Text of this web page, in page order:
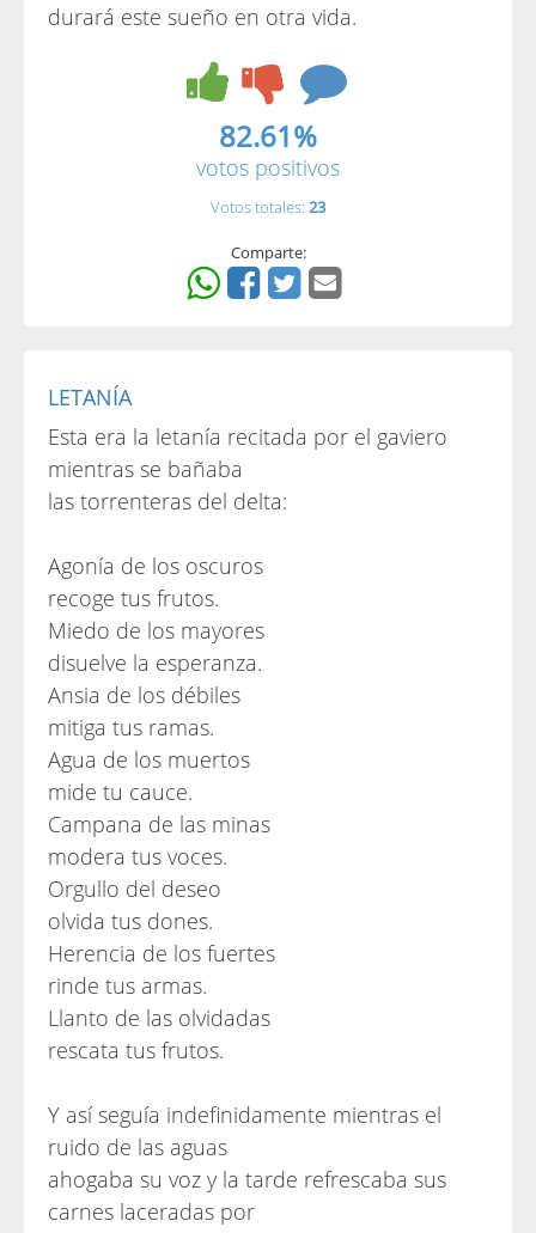
durará este sueño en otra vida.
82.61%
votos positivos
Votos totales: 23
Comparte:
LETANÍA
Esta era la letanía recitada por el gaviero
mientras se bañaba
las torrenteras del delta:
Agonía de los oscuros
recoge tus frutos.
Miedo de los mayores
disuelve la esperanza.
Ansia de los débiles
mitiga tus ramas.
Agua de los muertos
mide tu cauce.
Campana de las minas
modera tus voces.
Orgullo del deseo
olvida tus dones.
Herencia de los fuertes
rinde tus armas.
Llanto de las olvidadas
rescata tus frutos.
Y así seguía indefinidamente mientras el
ruido de las aguas
ahogaba su voz y la tarde refrescaba sus
carnes laceradas por